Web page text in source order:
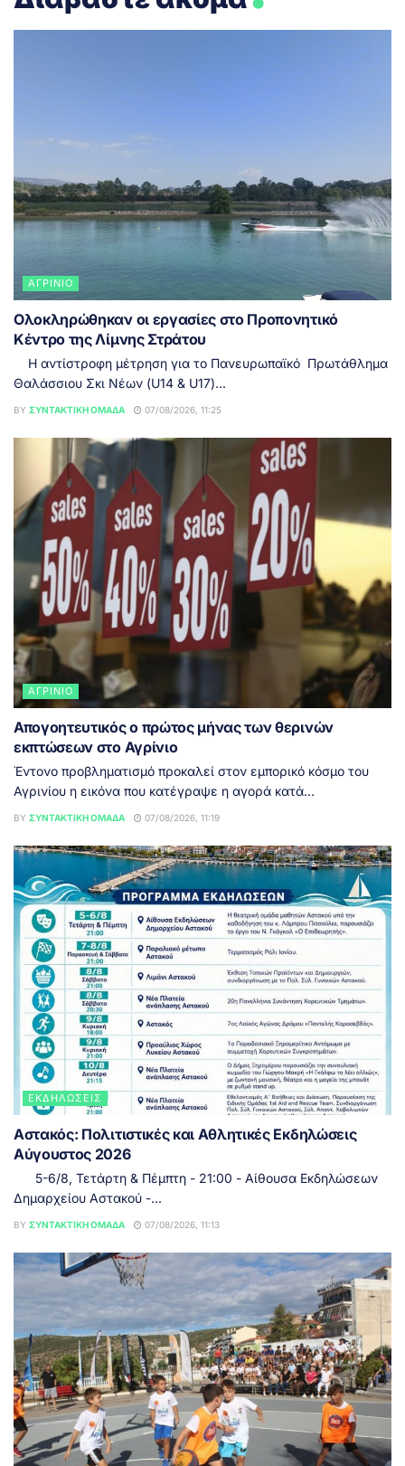
ΑΓΡΊΝΙΟ
Ολοκληρώθηκαν οι εργασίες στο Προπονητικό
Κέντρο της Λίμνης Στράτου
Η αντίστροφη μέτρηση για το Πανευρωπαϊκό Πρωτάθλημα
Θαλάσσιου Σκι Νέων (U14 & U17)...
BY ΣΥΝΤΑΚΤΙΚΉ ΟΜΆΔΑ 07/08/2026, 11:25
ΑΓΡΊΝΙΟ
Απογοητευτικός ο πρώτος μήνας των θερινών
εκπτώσεων στο Αγρίνιο
Έντονο προβληματισμό προκαλεί στον εμπορικό κόσμο του
Αγρινίου η εικόνα που κατέγραψε η αγορά κατά...
BY ΣΥΝΤΑΚΤΙΚΉ ΟΜΆΔΑ 07/08/2026, 11:19
ΕΚΔΗΛΏΣΕΙΣ
Αστακός: Πολιτιστικές και Αθλητικές Εκδηλώσεις
Αύγουστος 2026
5-6/8, Τετάρτη & Πέμπτη - 21:00 - Αίθουσα Εκδηλώσεων
Δημαρχείου Αστακού -...
BY ΣΥΝΤΑΚΤΙΚΉ ΟΜΆΔΑ 07/08/2026, 11:13